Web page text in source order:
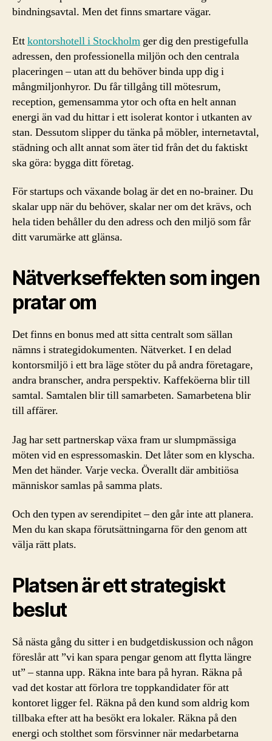
bindningsavtal. Men det finns smartare vägar.
Ettkontorshotell i Stockholm ger dig den prestigefulla
adressen, den professionella miljön och den centrala
placeringen – utan att du behöver binda upp dig i
mångmiljonhyror. Du får tillgång till mötesrum,
reception, gemensamma ytor och ofta en helt annan
energi än vad du hittar i ett isolerat kontor i utkanten av
stan. Dessutom slipper du tänka på möbler, internetavtal,
städning och allt annat som äter tid från det du faktiskt
ska göra: bygga ditt företag.
För startups och växande bolag är det en no-brainer. Du
skalar upp när du behöver, skalar ner om det krävs, och
hela tiden behåller du den adress och den miljö som får
ditt varumärke att glänsa.
Nätverkseffekten som ingen
pratar om
Det finns en bonus med att sitta centralt som sällan
nämns i strategidokumenten. Nätverket. I en delad
kontorsmiljö i ett bra läge stöter du på andra företagare,
andra branscher, andra perspektiv. Kaffeköerna blir till
samtal. Samtalen blir till samarbeten. Samarbetena blir
till affärer.
Jag har sett partnerskap växa fram ur slumpmässiga
möten vid en espressomaskin. Det låter som en klyscha.
Men det händer. Varje vecka. Överallt där ambitiösa
människor samlas på samma plats.
Och den typen av serendipitet – den går inte att planera.
Men du kan skapa förutsättningarna för den genom att
välja rätt plats.
Platsen är ett strategiskt
beslut
Så nästa gång du sitter i en budgetdiskussion och någon
föreslår att ”vi kan spara pengar genom att flytta längre
ut” – stanna upp. Räkna inte bara på hyran. Räkna på
vad det kostar att förlora tre toppkandidater för att
kontoret ligger fel. Räkna på den kund som aldrig kom
tillbaka efter att ha besökt era lokaler. Räkna på den
energi och stolthet som försvinner när medarbetarna